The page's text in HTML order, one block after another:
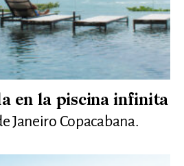
en la piscina infinita
Janeiro Copacabana.